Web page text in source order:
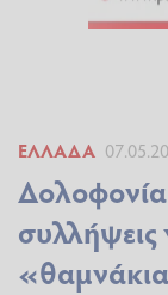
ΕΛΛΆΔΑ
συλλήψεις